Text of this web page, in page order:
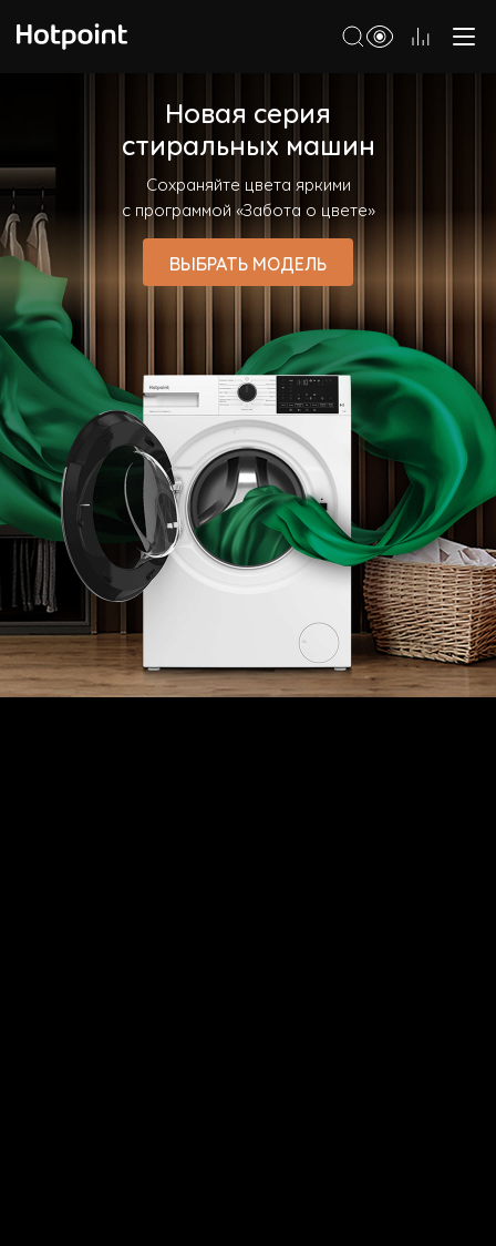
Морозильные камеры
Стиральные и сушильные машины
Посудомоечные машины
Варочные панели
Духовые шкафы
Кухонные плиты
Вытяжки
Микроволновые печи
Малая бытовая техника
О Hotpoint
Технологии
Где купить
Журнал
Новая серия
стиральных машин
Сохраняйте цвета яркими
с программой «Забота о цвете»
ВЫБРАТЬ МОДЕЛЬ